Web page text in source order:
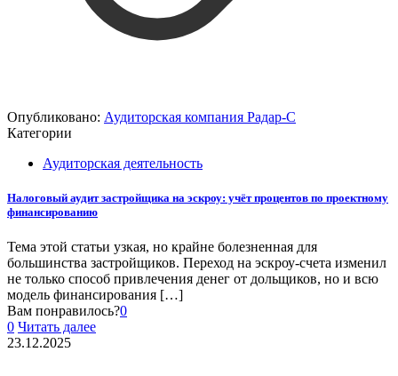
Опубликовано: Аудиторская компания Радар-С
Категории
Аудиторская деятельность
Налоговый аудит застройщика на эскроу: учёт процентов по проектному
финансированию
Тема этой статьи узкая, но крайне болезненная для
большинства застройщиков. Переход на эскроу-счета изменил
не только способ привлечения денег от дольщиков, но и всю
модель финансирования […]
Вам понравилось?0
0 Читать далее
23.12.2025